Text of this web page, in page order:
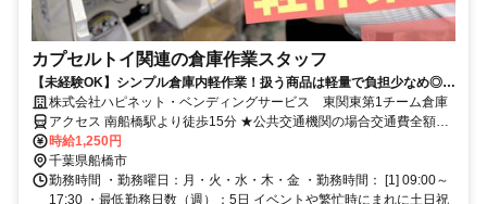
カプセルトイ関連の倉庫作業スタッフ
【未経験OK】シンプル倉庫内軽作業！扱う商品は軽量で負担少なめ◎土
日祝は基本お休み♪
株式会社ハピネット・ベンディングサービス 東関東第1チーム倉庫
アクセス 南船橋駅より徒歩15分 ★公共交通機関の場合交通費全額支
給
時給1,250円
千葉県船橋市
勤務時間 ・勤務曜日：月・火・水・木・金 ・勤務時間： [1] 09:00～
17:30 ・最低勤務日数（週）：5日 イベントや繁忙時にまれに土日祝